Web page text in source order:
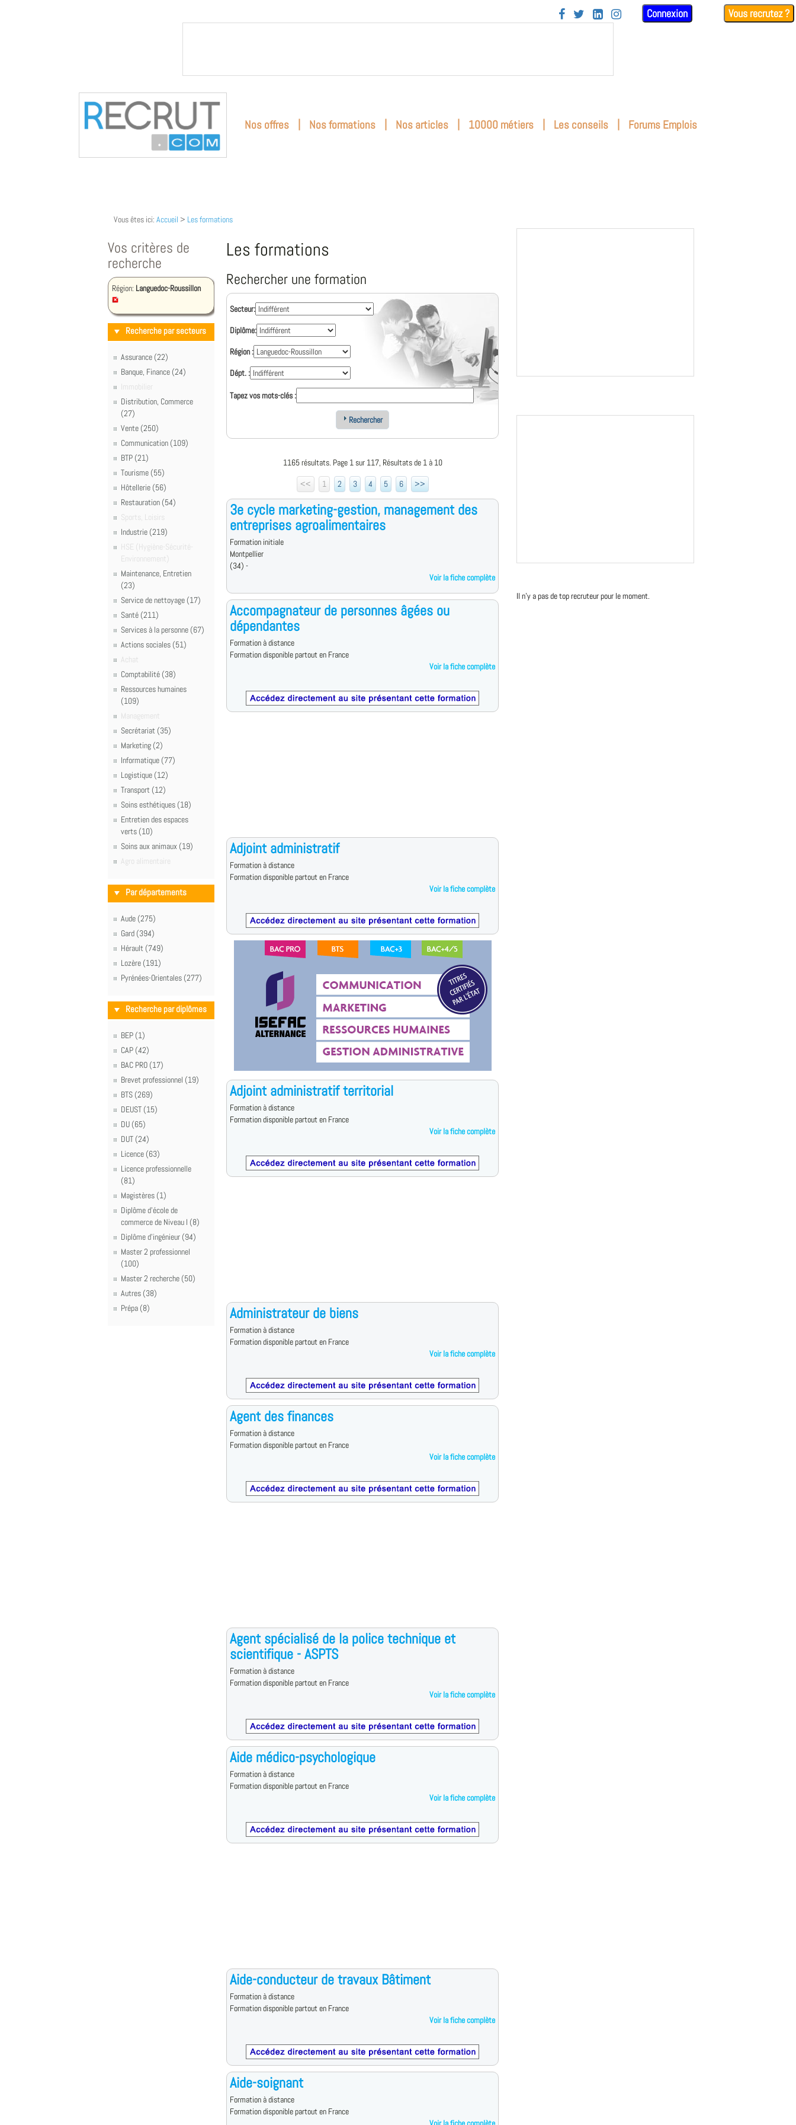
    Connexion Vous recrutez ?
Nos offres | Nos formations | Nos articles | 10000 métiers | Les conseils | Forums Emplois
Vous êtes ici: Accueil > Les formations
Vos critères de
recherche
Région: Languedoc-Roussillon
Recherche par secteurs
Assurance (22)
Banque, Finance (24)
Immobilier
Distribution, Commerce
(27)
Vente (250)
Communication (109)
BTP (21)
Tourisme (55)
Hôtellerie (56)
Restauration (54)
Sports, Loisirs
Industrie (219)
HSE (Hygiène-Sécurité-
Environnement)
Maintenance, Entretien
(23)
Service de nettoyage (17)
Santé (211)
Services à la personne (67)
Actions sociales (51)
Achat
Comptabilité (38)
Ressources humaines
(109)
Management
Secrétariat (35)
Marketing (2)
Informatique (77)
Logistique (12)
Transport (12)
Soins esthétiques (18)
Entretien des espaces
verts (10)
Soins aux animaux (19)
Agro alimentaire
Par départements
Aude (275)
Gard (394)
Hérault (749)
Lozère (191)
Pyrénées-Orientales (277)
Recherche par diplômes
BEP (1)
CAP (42)
BAC PRO (17)
Brevet professionnel (19)
BTS (269)
DEUST (15)
DU (65)
DUT (24)
Licence (63)
Licence professionnelle
(81)
Magistères (1)
Diplôme d'école de
commerce de Niveau I (8)
Diplôme d'ingénieur (94)
Master 2 professionnel
(100)
Master 2 recherche (50)
Autres (38)
Prépa (8)
Les formations
Rechercher une formation
Secteur:
Diplôme:
Région :
Dépt. :
Tapez vos mots-clés :
Rechercher
1165 résultats. Page 1 sur 117, Résultats de 1 à 10
<<
1 2 3 4 5 6 >>
3e cycle marketing-gestion, management des
entreprises agroalimentaires
Formation initiale
Montpellier
(34) -
Voir la fiche complète
Accompagnateur de personnes âgées ou
dépendantes
Formation à distance
Formation disponible partout en France
Voir la fiche complète
Adjoint administratif
Formation à distance
Formation disponible partout en France
Voir la fiche complète
Adjoint administratif territorial
Formation à distance
Formation disponible partout en France
Voir la fiche complète
Administrateur de biens
Formation à distance
Formation disponible partout en France
Voir la fiche complète
Agent des finances
Formation à distance
Formation disponible partout en France
Voir la fiche complète
Agent spécialisé de la police technique et
scientifique - ASPTS
Formation à distance
Formation disponible partout en France
Voir la fiche complète
Aide médico-psychologique
Formation à distance
Formation disponible partout en France
Voir la fiche complète
Aide-conducteur de travaux Bâtiment
Formation à distance
Formation disponible partout en France
Voir la fiche complète
Aide-soignant
Formation à distance
Formation disponible partout en France
Il n'y a pas de top recruteur pour le moment.